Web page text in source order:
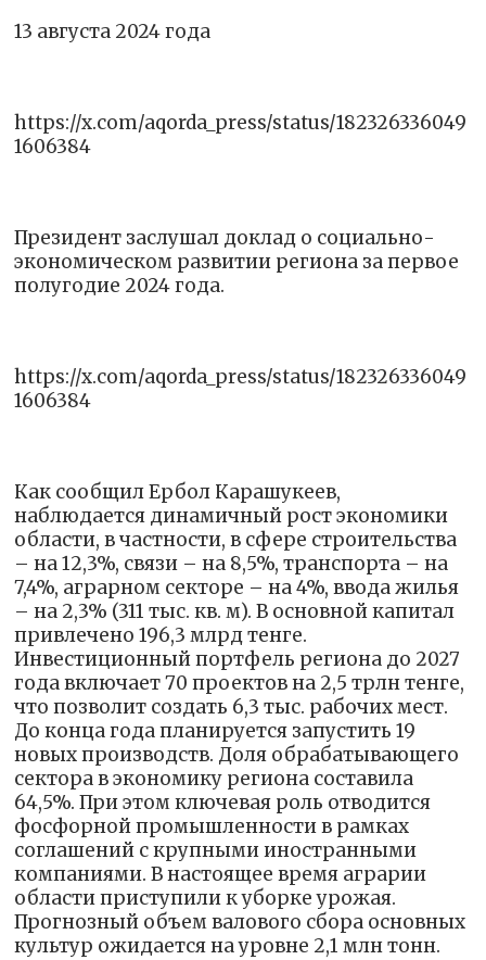
13 августа 2024 года
https://x.com/aqorda_press/status/182326336049
1606384
Президент заслушал доклад о социально-
экономическом развитии региона за первое
полугодие 2024 года.
https://x.com/aqorda_press/status/182326336049
1606384
Как сообщил Ербол Карашукеев,
наблюдается динамичный рост экономики
области, в частности, в сфере строительства
– на 12,3%, связи – на 8,5%, транспорта – на
7,4%, аграрном секторе – на 4%, ввода жилья
– на 2,3% (311 тыс. кв. м). В основной капитал
привлечено 196,3 млрд тенге.
Инвестиционный портфель региона до 2027
года включает 70 проектов на 2,5 трлн тенге,
что позволит создать 6,3 тыс. рабочих мест.
До конца года планируется запустить 19
новых производств. Доля обрабатывающего
сектора в экономику региона составила
64,5%. При этом ключевая роль отводится
фосфорной промышленности в рамках
соглашений с крупными иностранными
компаниями. В настоящее время аграрии
области приступили к уборке урожая.
Прогнозный объем валового сбора основных
культур ожидается на уровне 2,1 млн тонн.